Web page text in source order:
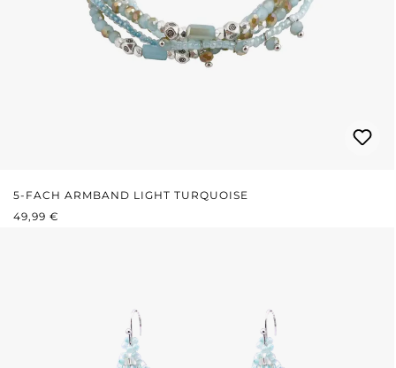
5-FACH ARMBAND LIGHT TURQUOISE
REGULÄRER PREIS:
49,99 €